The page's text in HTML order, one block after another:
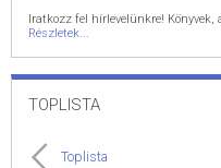
Iratkozz fel hírlevelünkre! Könyvek,
Részletek...
TOPLISTA
Toplista